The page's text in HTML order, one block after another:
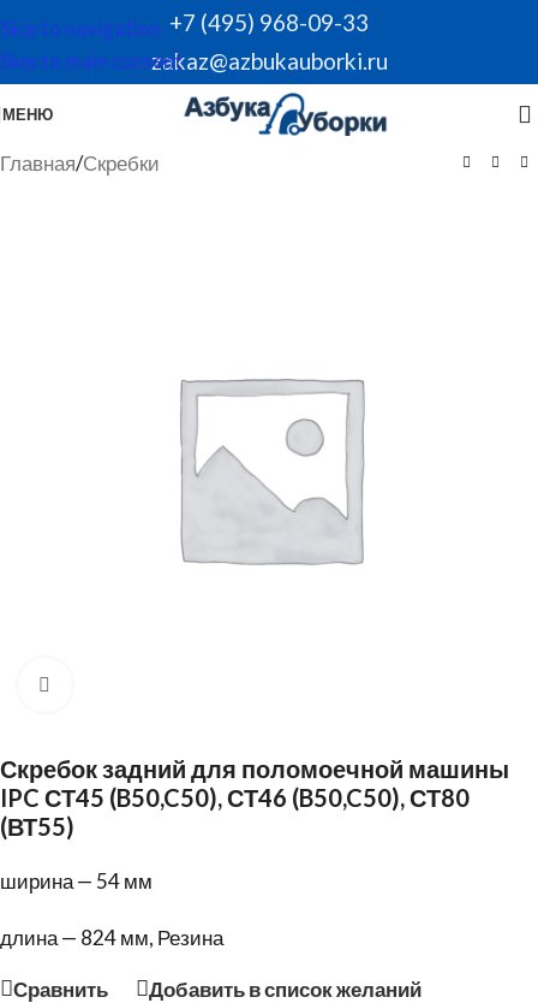
Skip to navigation
Skip to main content
+7 (495) 968-09-33
zakaz@azbukauborki.ru
МЕНЮ
Главная/Скребки
Скребок задний для поломоечной машины
IPC СТ45 (B50,C50), СТ46 (B50,C50), СТ80
(ВТ55)
ширина — 54 мм
длина — 824 мм, Резина
Сравнить Добавить в список желаний